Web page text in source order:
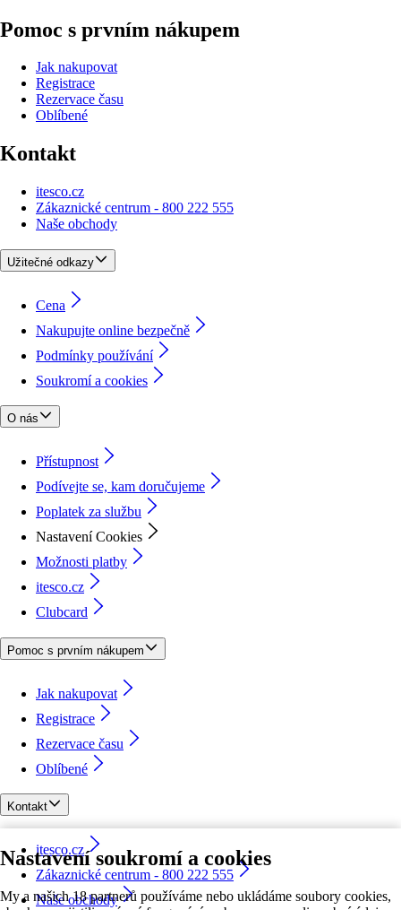
Nastavení soukromí a cookies
My a našich 18 partnerů používáme nebo ukládáme soubory cookies,
Pomoc s prvním nákupem
Jak nakupovat
Registrace
Rezervace času
Oblíbené
Kontakt
itesco.cz
Zákaznické centrum - 800 222 555
Naše obchody
Užitečné odkazy
Cena
Nakupujte online bezpečně
Podmínky používání
Soukromí a cookies
O nás
Přístupnost
Podívejte se, kam doručujeme
Poplatek za službu
Nastavení Cookies
Možnosti platby
itesco.cz
Clubcard
Pomoc s prvním nákupem
Jak nakupovat
Registrace
Rezervace času
Oblíbené
Kontakt
itesco.cz
Zákaznické centrum - 800 222 555
Naše obchody